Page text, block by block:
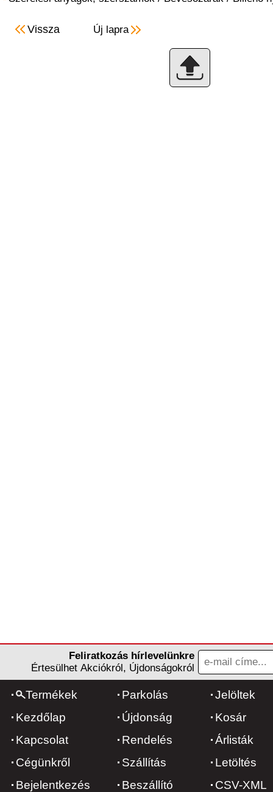
Vissza Új lapra
Feliratkozás hírlevelünkre
Értesülhet Akciókról, Újdonságokról
Termékek
Kezdőlap
Kapcsolat
Cégünkről
Bejelentkezés
Parkolás
Újdonság
Rendelés
Szállítás
Beszállító
Jelöltek
Kosár
Árlisták
Letöltés
CSV-XML